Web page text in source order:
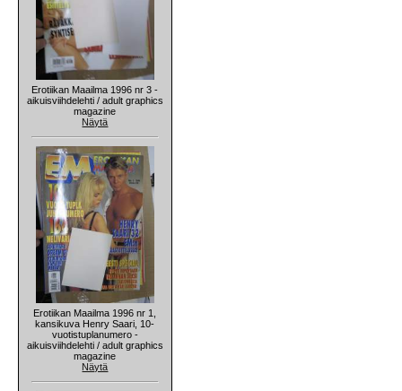
Erotiikan Maailma 1996 nr 3 -
aikuisviihdelehti / adult graphics
magazine
Näytä
Erotiikan Maailma 1996 nr 1,
kansikuva Henry Saari, 10-
vuotistuplanumero -
aikuisviihdelehti / adult graphics
magazine
Näytä